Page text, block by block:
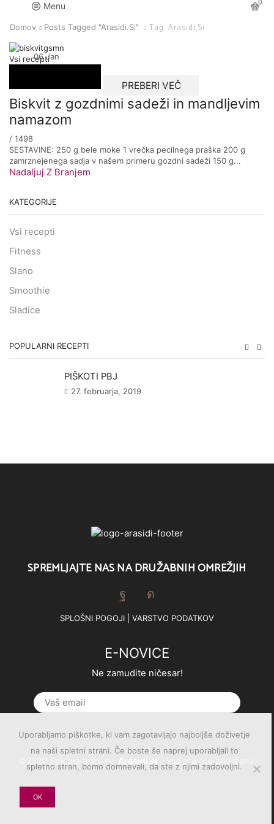
Menu 0
Domov Posts Tagged "arasidi.si" Tag: Arasidi.si
06 Jan
Vsi recepti
PREBERI VEČ
Biskvit z gozdnimi sadeži in mandljevim
namazom
/ 1498
SESTAVINE: 250 g bele moke 1 vrečka pecilnega praška 200 g
zamrznejenega sadja v našem primeru gozdni sadeži 150 g...
Nadaljuj Z Branjem
KATEGORIJE
Vsi recepti
Fitness
Slano
Smoothie
Sladice
POPULARNI RECEPTI
PIŠKOTI PBJ
27. februarja, 2019
SPREMLJAJTE NAS NA DRUŽABNIH OMREŽJIH
FacebookInstagram
SPLOŠNI POGOJI VARSTVO PODATKOV
E-NOVICE
Ne zamudite ničesar!
Uporabljamo piškotke, ki vam zagotavljajo najboljše doživetje
na naši spletni strani. Če boste še naprej uporabljali to
spletno stran, bomo domnevali, da ste z njimi zadovoljni.
OK